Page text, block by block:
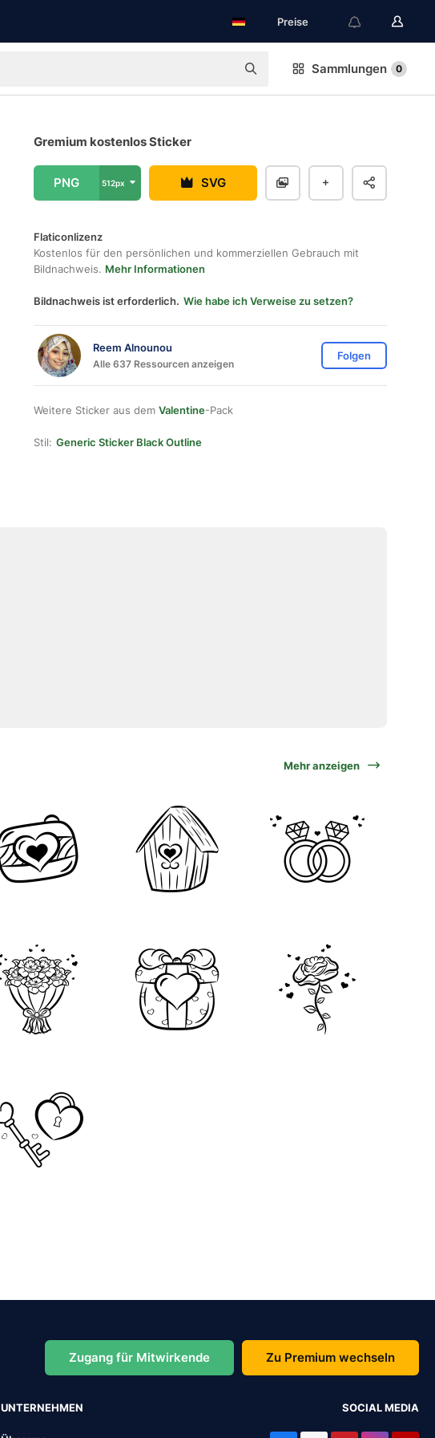
Preise
Sammlungen 0
Gremium kostenlos Sticker
PNG 512px SVG
Flaticonlizenz
Kostenlos für den persönlichen und kommerziellen Gebrauch mit
Bildnachweis. Mehr Informationen
Bildnachweis ist erforderlich. Wie habe ich Verweise zu setzen?
Reem Alnounou
Alle 637 Ressourcen anzeigen
Folgen
Weitere Sticker aus dem Valentine-Pack
Stil: Generic Sticker Black Outline
Mehr anzeigen
Zugang für Mitwirkende Zu Premium wechseln
UNTERNEHMEN SOCIAL MEDIA